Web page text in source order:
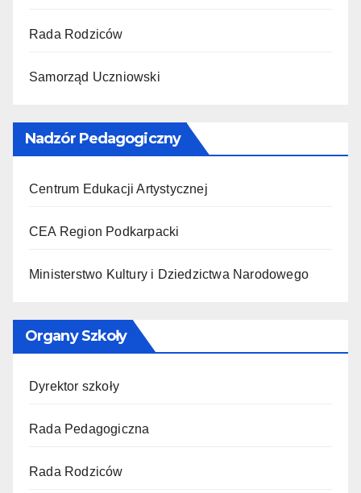
Rada Rodziców
Samorząd Uczniowski
Nadzór Pedagogiczny
Centrum Edukacji Artystycznej
CEA Region Podkarpacki
Ministerstwo Kultury i Dziedzictwa Narodowego
Organy Szkoły
Dyrektor szkoły
Rada Pedagogiczna
Rada Rodziców